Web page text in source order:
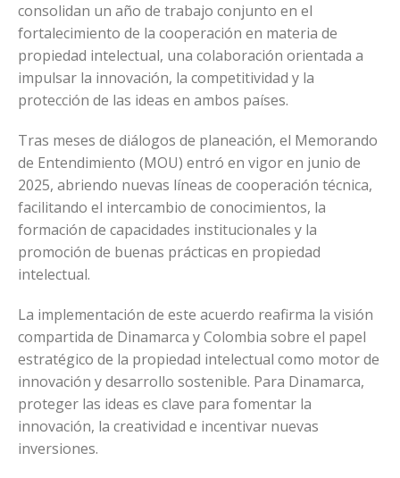
consolidan un año de trabajo conjunto en el
fortalecimiento de la cooperación en materia de
propiedad intelectual, una colaboración orientada a
impulsar la innovación, la competitividad y la
protección de las ideas en ambos países.
Tras meses de diálogos de planeación, el Memorando
de Entendimiento (MOU) entró en vigor en junio de
2025, abriendo nuevas líneas de cooperación técnica,
facilitando el intercambio de conocimientos, la
formación de capacidades institucionales y la
promoción de buenas prácticas en propiedad
intelectual.
La implementación de este acuerdo reafirma la visión
compartida de Dinamarca y Colombia sobre el papel
estratégico de la propiedad intelectual como motor de
innovación y desarrollo sostenible. Para Dinamarca,
proteger las ideas es clave para fomentar la
innovación, la creatividad e incentivar nuevas
inversiones.